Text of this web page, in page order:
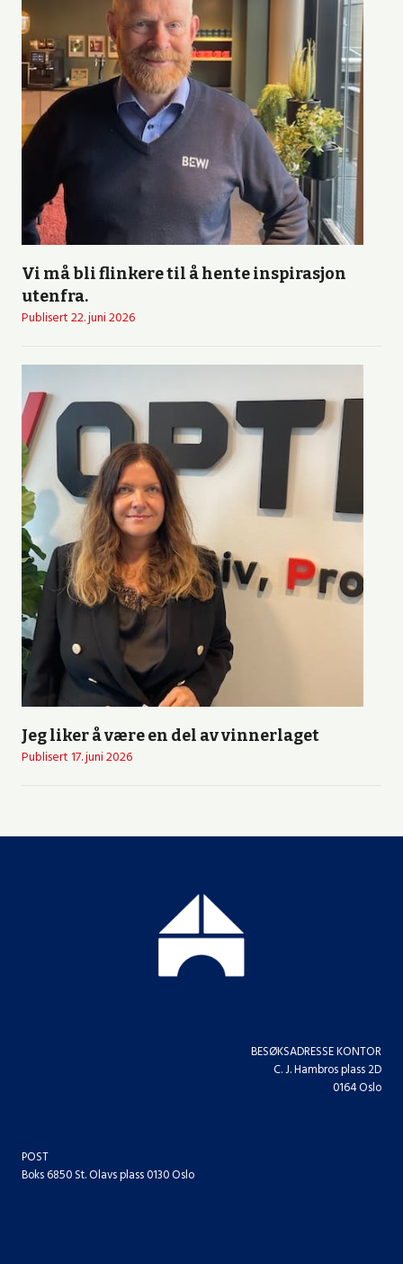
Vi må bli flinkere til å hente inspirasjon
utenfra.
Publisert22. juni 2026
Jeg liker å være en del av vinnerlaget
Publisert17. juni 2026
BESØKSADRESSE KONTOR
C. J. Hambros plass 2D
0164 Oslo
POST
Boks 6850 St. Olavs plass 0130 Oslo